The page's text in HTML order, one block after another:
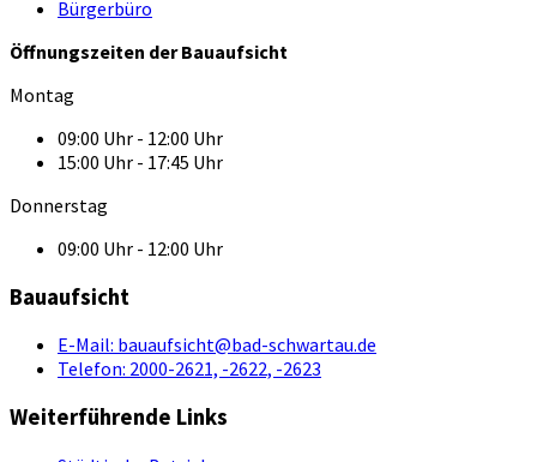
Bürgerbüro
Öffnungszeiten der Bauaufsicht
Montag
09:00 Uhr - 12:00 Uhr
15:00 Uhr - 17:45 Uhr
Donnerstag
09:00 Uhr - 12:00 Uhr
Bauaufsicht
E-Mail: bauaufsicht@bad-schwartau.de
Telefon: 2000-2621, -2622, -2623
Weiterführende Links